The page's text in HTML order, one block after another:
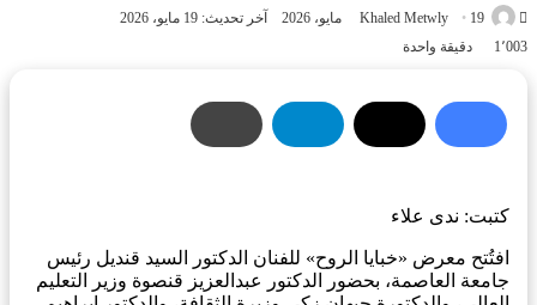
Khaled Metwly
أرسل
بريدا
19 مايو، 2026
آخر تحديث: 19 مايو، 2026
1٬003
دقيقة واحدة
كتبت: ندى علاء
افتُتح معرض «خبايا الروح» للفنان الدكتور السيد قنديل رئيس
جامعة العاصمة، بحضور الدكتور عبدالعزيز قنصوة وزير التعليم